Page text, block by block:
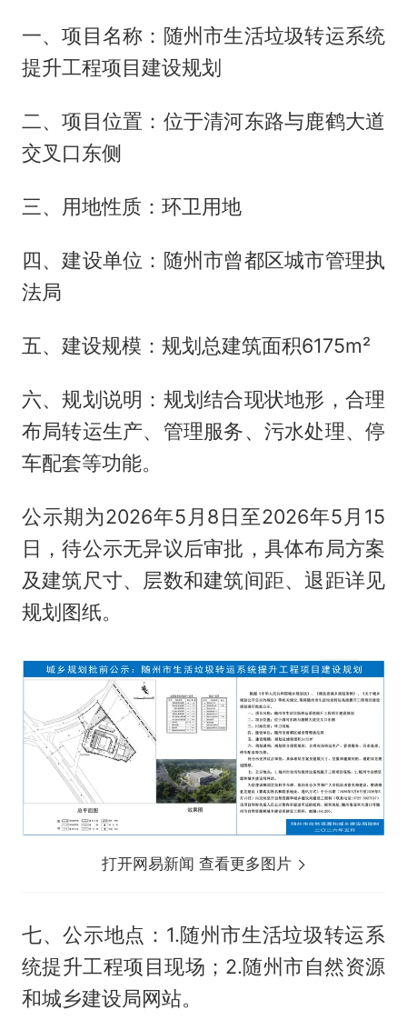
一、项目名称：随州市生活垃圾转运系统
提升工程项目建设规划
二、项目位置：位于清河东路与鹿鹤大道
交叉口东侧
三、用地性质：环卫用地
四、建设单位：随州市曾都区城市管理执
法局
五、建设规模：规划总建筑面积6175m²
六、规划说明：规划结合现状地形，合理
布局转运生产、管理服务、污水处理、停
车配套等功能。
公示期为2026年5月8日至2026年5月15
日，待公示无异议后审批，具体布局方案
及建筑尺寸、层数和建筑间距、退距详见
规划图纸。
打开网易新闻 查看更多图片
七、公示地点：1.随州市生活垃圾转运系
统提升工程项目现场；2.随州市自然资源
和城乡建设局网站。